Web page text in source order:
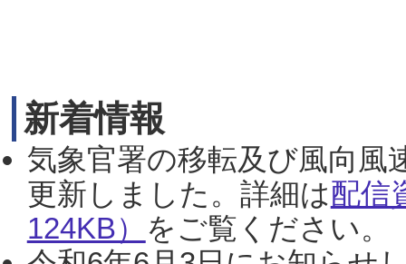
新着情報
気象官署の移転及び風向風
更新しました。詳細は配信
124KB） をご覧ください。